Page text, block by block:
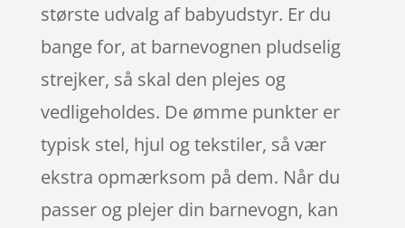
største udvalg af babyudstyr. Er du
bange for, at barnevognen pludselig
strejker, så skal den plejes og
vedligeholdes. De ømme punkter er
typisk stel, hjul og tekstiler, så vær
ekstra opmærksom på dem. Når du
passer og plejer din barnevogn, kan